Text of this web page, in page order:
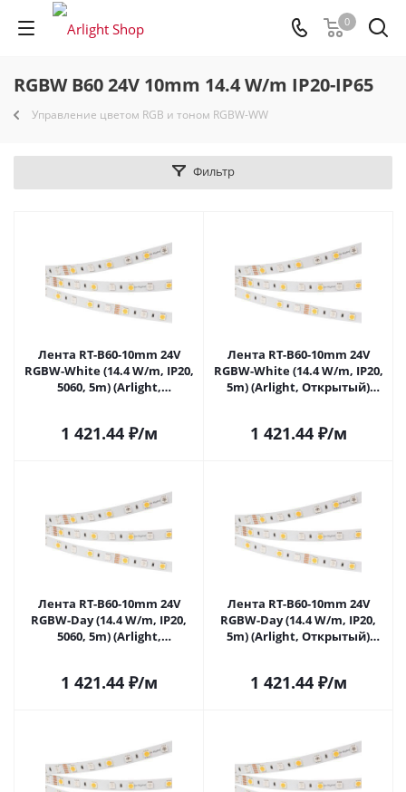
0
RGBW B60 24V 10mm 14.4 W/m IP20-IP65
Управление цветом RGB и тоном RGBW-WW
Фильтр
Лента RT-B60-10mm 24V
RGBW-White (14.4 W/m, IP20,
5060, 5m) (Arlight,
1 421.44₽/м
Лента RT-B60-10mm 24V
RGBW-White (14.4 W/m, IP20,
5m) (Arlight, Открытый)
1 421.44₽/м
Лента RT-B60-10mm 24V
RGBW-Day (14.4 W/m, IP20,
5060, 5m) (Arlight,
1 421.44₽/м
Лента RT-B60-10mm 24V
RGBW-Day (14.4 W/m, IP20,
5m) (Arlight, Открытый)
1 421.44₽/м